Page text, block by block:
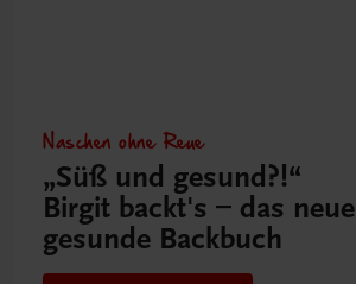
Naschen ohne Reue
„Süß und gesund?!“
Birgit backt's – das neue
gesunde Backbuch